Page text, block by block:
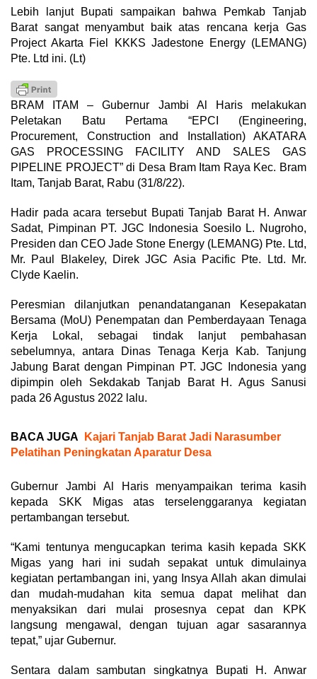
Lebih lanjut Bupati sampaikan bahwa Pemkab Tanjab
Barat sangat menyambut baik atas rencana kerja Gas
Project Akarta Fiel KKKS Jadestone Energy (LEMANG)
Pte. Ltd ini. (Lt)
BRAM ITAM – Gubernur Jambi Al Haris melakukan
Peletakan Batu Pertama “EPCI (Engineering,
Procurement, Construction and Installation) AKATARA
GAS PROCESSING FACILITY AND SALES GAS
PIPELINE PROJECT” di Desa Bram Itam Raya Kec. Bram
Itam, Tanjab Barat, Rabu (31/8/22).
Hadir pada acara tersebut Bupati Tanjab Barat H. Anwar
Sadat, Pimpinan PT. JGC Indonesia Soesilo L. Nugroho,
Presiden dan CEO Jade Stone Energy (LEMANG) Pte. Ltd,
Mr. Paul Blakeley, Direk JGC Asia Pacific Pte. Ltd. Mr.
Clyde Kaelin.
Peresmian dilanjutkan penandatanganan Kesepakatan
Bersama (MoU) Penempatan dan Pemberdayaan Tenaga
Kerja Lokal, sebagai tindak lanjut pembahasan
sebelumnya, antara Dinas Tenaga Kerja Kab. Tanjung
Jabung Barat dengan Pimpinan PT. JGC Indonesia yang
dipimpin oleh Sekdakab Tanjab Barat H. Agus Sanusi
pada 26 Agustus 2022 lalu.
BACA JUGA
Kajari Tanjab Barat Jadi Narasumber
Pelatihan Peningkatan Aparatur Desa
Gubernur Jambi Al Haris menyampaikan terima kasih
kepada SKK Migas atas terselenggaranya kegiatan
pertambangan tersebut.
“Kami tentunya mengucapkan terima kasih kepada SKK
Migas yang hari ini sudah sepakat untuk dimulainya
kegiatan pertambangan ini, yang Insya Allah akan dimulai
dan mudah-mudahan kita semua dapat melihat dan
menyaksikan dari mulai prosesnya cepat dan KPK
langsung mengawal, dengan tujuan agar sasarannya
tepat,” ujar Gubernur.
Sentara dalam sambutan singkatnya Bupati H. Anwar